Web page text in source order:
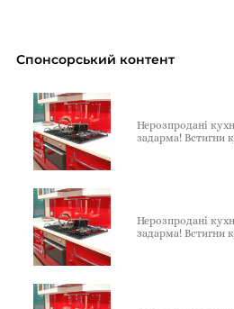
Спонсорський контент
Нерозпродані
задарма! Встигни
Нерозпродані
задарма! Встигни